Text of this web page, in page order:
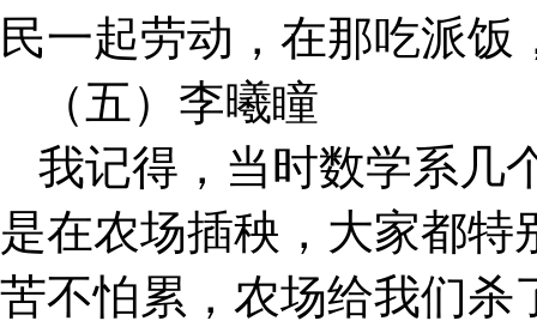
民一起劳动，在那吃派
（五）李曦瞳
我记得，当时数学系几
是在农场插秧，大家都
苦不怕累，农场给我们杀